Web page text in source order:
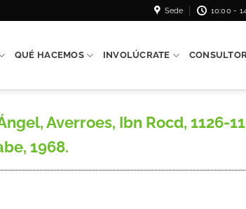
Sede 10:00 -
QUÉ HACEMOS INVOLÚCRATE
Averroes, Ibn Rocd,
1968.